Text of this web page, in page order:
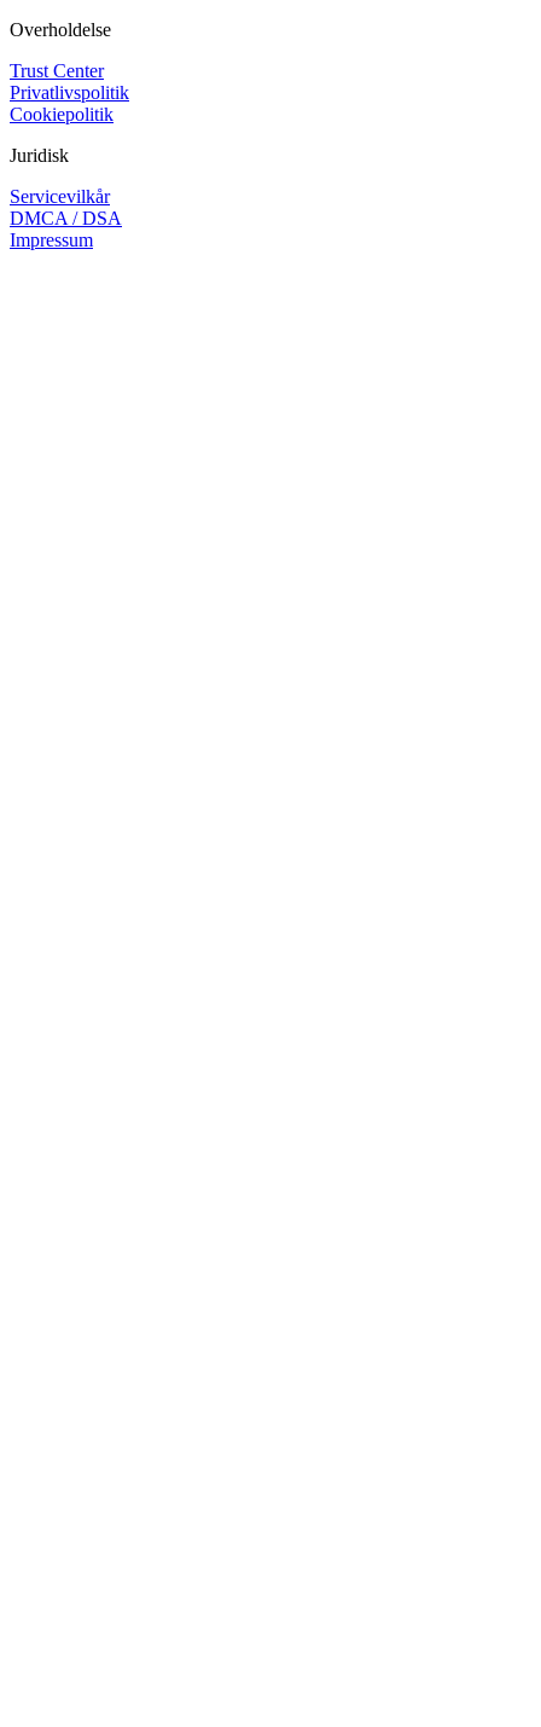
Overholdelse
Trust Center
Privatlivspolitik
Cookiepolitik
Juridisk
Servicevilkår
DMCA / DSA
Impressum